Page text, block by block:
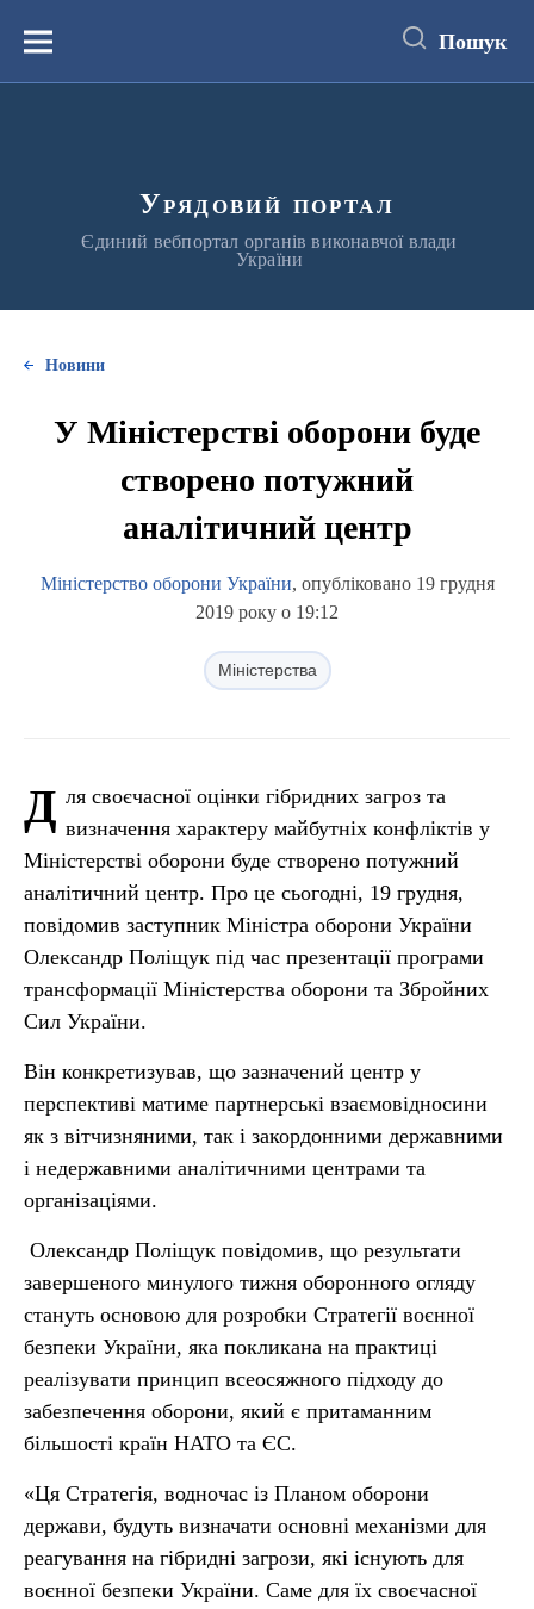
вмістуМеню Пошук
Урядовий портал
Єдиний вебпортал органів виконавчої влади
України
Новини
У Міністерстві оборони буде
створено потужний
аналітичний центр
Міністерство оборони України, опубліковано 19 грудня
2019 року о 19:12
Міністерства
Д ля своєчасної оцінки гібридних загроз та
визначення характеру майбутніх конфліктів у
Міністерстві оборони буде створено потужний
аналітичний центр. Про це сьогодні, 19 грудня,
повідомив заступник Міністра оборони України
Олександр Поліщук під час презентації програми
трансформації Міністерства оборони та Збройних
Сил України.
Він конкретизував, що зазначений центр у
перспективі матиме партнерські взаємовідносини
як з вітчизняними, так і закордонними державними
і недержавними аналітичними центрами та
організаціями.
Олександр Поліщук повідомив, що результати
завершеного минулого тижня оборонного огляду
стануть основою для розробки Стратегії воєнної
безпеки України, яка покликана на практиці
реалізувати принцип всеосяжного підходу до
забезпечення оборони, який є притаманним
більшості країн НАТО та ЄС.
«Ця Стратегія, водночас із Планом оборони
держави, будуть визначати основні механізми для
реагування на гібридні загрози, які існують для
воєнної безпеки України. Саме для їх своєчасної